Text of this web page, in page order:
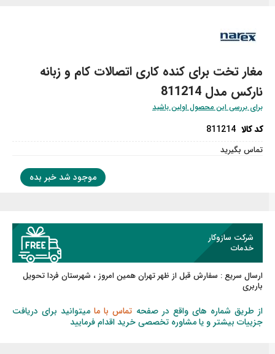
مغار تخت برای کنده کاری اتصالات کام و زبانه
نارکس مدل 811214
برای بررسی این محصول اولین باشید
کد کالا 811214
تماس بگیرید
موجود شد خبر بده
شرکت سازوکار
خدمات
ارسال سریع :سفارش قبل از ظهرتهران همین امروز ، شهرستان فردا تحویل
باربری
از طریق شماره های واقع در صفحهتماس با ما میتوانید برای دریافت
جزییات بیشتر و یا مشاوره تخصصی خرید اقدام فرمایید